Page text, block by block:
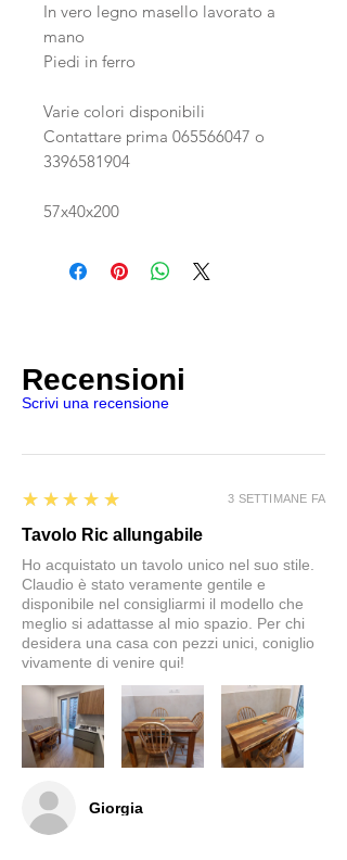
In vero legno masello lavorato a
mano
Piedi in ferro
Varie colori disponibili
Contattare prima 065566047 o
3396581904
57x40x200
Recensioni
Scrivi una recensione
Giorgia
5
★★★★★
Tavolo Ric allungabile
Ho acquistato un tavolo unico nel suo stile.
Claudio è stato veramente gentile e
disponibile nel consigliarmi il modello che
meglio si adattasse al mio spazio. Per chi
desidera una casa con pezzi unici, coniglio
vivamente di venire qui!
3 SETTIMANE FA